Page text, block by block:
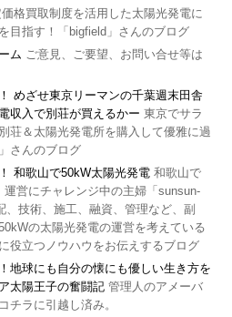
価格買取制度を活用した太陽光発電に
目指す！「bigfield」さんのブログ
ム ご意見、ご要望、お問い合せ等は
めざせ東京リーマンの千葉週末田舎
収入で別荘が買えるかー 東京でサラ
荘＆太陽光発電所を購入して優雅に過
さんのブログ
和歌山で50kW太陽光発電 和歌山で
営にチャレンジ中の主婦「sunsun-
技術、施工、融資、管理など、副
の太陽光発電の運営を考えている
役立つノウハウをお伝えするブログ
地球にも自分の懐にも優しい生き方を
太陽王子の奮闘記 管理人のアメーバ
チラに引越し済み。